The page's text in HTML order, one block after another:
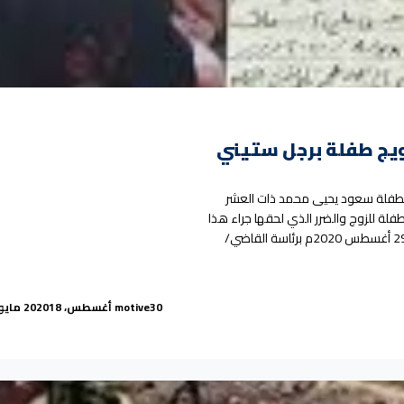
طفلة برجل ستيني
سعود يحيى محمد ذات العشر
للزوج والضرر الذي لحقها جراء هذا
الزواج الهمجي. جاء ذلك خلال جلسة المحكمة المنعقدة صباح اليوم السبت 29 أغسطس 2020م برئاسة القاضي/
تفسخ عقد تزويج طفلة برجل ستيني”
Posted by
motive30 أغسطس، 2020 18 مايو، 2026